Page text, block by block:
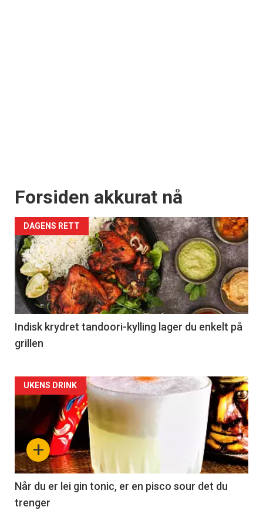
Forsiden akkurat nå
DAGENS RETT
Indisk krydret tandoori-kylling lager du enkelt på
grillen
Forsiden
akkurat
nå
-
2
+
UKENS DRINK
Når du er lei gin tonic, er en pisco sour det du
trenger